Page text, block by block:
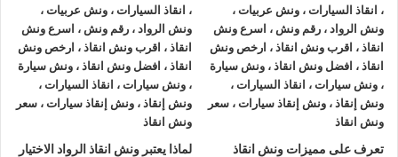
ونش انقاذ جسر السويسنحن أرخص ونش أنقاذفي جسر السويس و
أسرع ونش إنقاذفي جسر السويس وأقرب ونش إنقاذفي جسر
السويس دائما اوناشنا بالقرب منك ,ونش انقاذجسر السويس من
ونش انقاذ
الرواد نعمل منذ 33 عاما ومتخصصون في أنقاذ ورفع
السيارات وخدمات الإنقاذ السريع ولدينا اسطولسيارات إنقاذ
منتشرة في جسر السويس و جميع انحاء الجمهورية لإنقاذ و رفع
السيارات المعطلة و سيارات الحوادث.
تعرف على مميزات ونش انقاذ
لماذا يعتبر ونش انقاذ الرواد الاختيار